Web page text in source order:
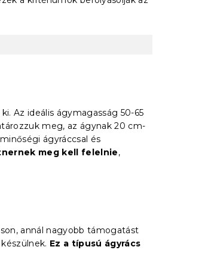
Az ideális ágymagasság 50-65
meg, az ágynak 20 cm-
ágyráccsal és
meg kell felelnie,
annál nagyobb támogatást
Ez a típusú ágyrács